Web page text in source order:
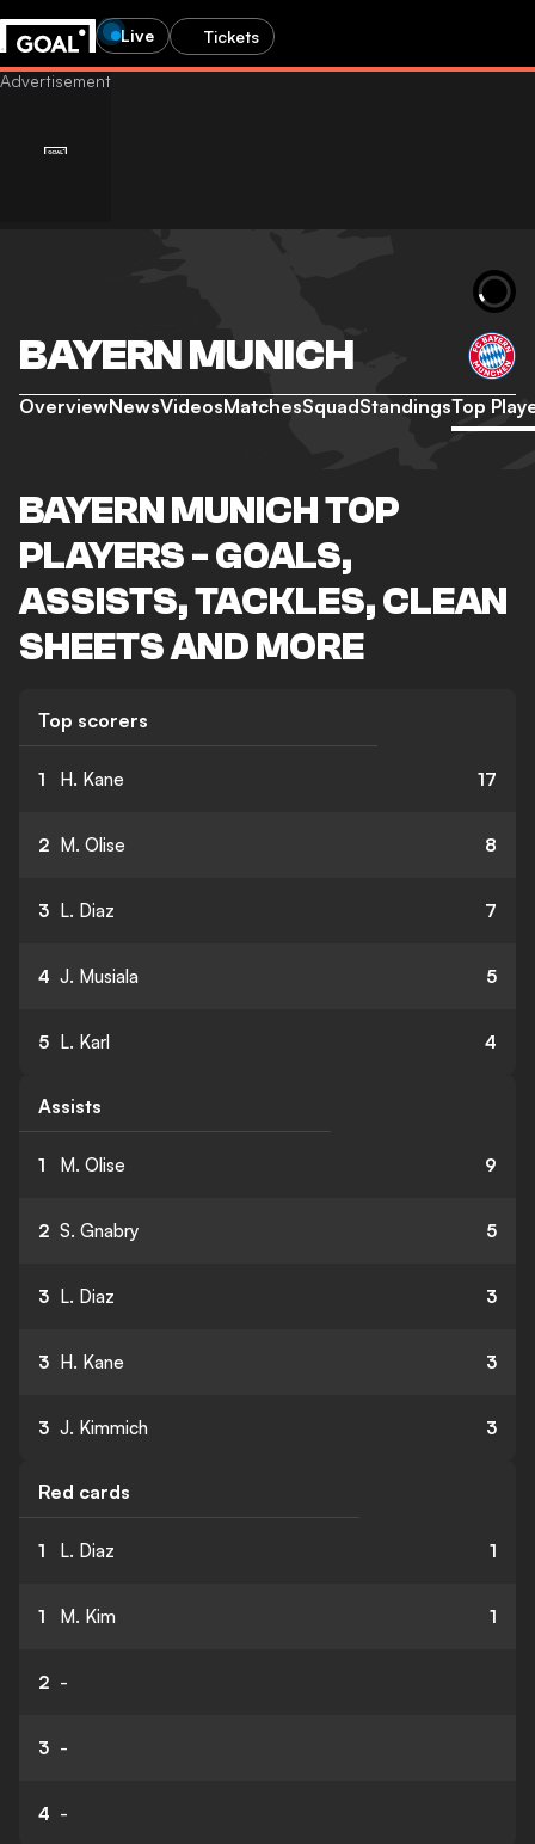
Live Tickets
BAYERN MUNICH
OverviewNewsVideosMatchesSquadStandingsTop
BAYERN MUNICH TOP
PLAYERS - GOALS,
ASSISTS, TACKLES, CLEAN
SHEETS AND MORE
Top scorers
1 H. Kane 17
2 M. Olise 8
3 L. Diaz 7
4 J. Musiala 5
5 L. Karl 4
Assists
1 M. Olise 9
2 S. Gnabry 5
3 L. Diaz 3
3 H. Kane 3
3 J. Kimmich 3
Red cards
1 L. Diaz 1
1 M. Kim 1
2 -
3 -
4 -